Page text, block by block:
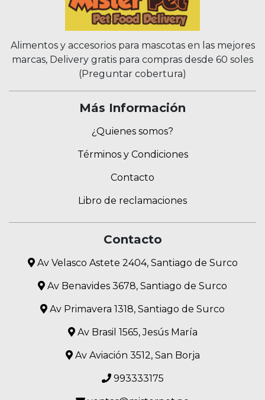
Alimentos y accesorios para mascotas en las mejores
marcas, Delivery gratis para compras desde 60 soles
(Preguntar cobertura)
Más Información
¿Quienes somos?
Términos y Condiciones
Contacto
Libro de reclamaciones
Contacto
Av Velasco Astete 2404, Santiago de Surco
Av Benavides 3678, Santiago de Surco
Av Primavera 1318, Santiago de Surco
Av Brasil 1565, Jesús María
Av Aviación 3512, San Borja
993333175